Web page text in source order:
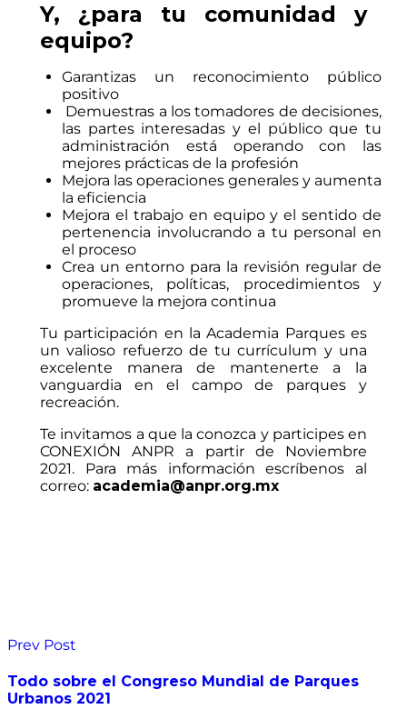
Y, ¿para tu comunidad y
equipo?
Garantizas un reconocimiento público
positivo
Demuestras a los tomadores de decisiones,
las partes interesadas y el público que tu
administración está operando con las
mejores prácticas de la profesión
Mejora las operaciones generales y aumenta
la eficiencia
Mejora el trabajo en equipo y el sentido de
pertenencia involucrando a tu personal en
el proceso
Crea un entorno para la revisión regular de
operaciones, políticas, procedimientos y
promueve la mejora continua
Tu participación en la Academia Parques es
un valioso refuerzo de tu currículum y una
excelente manera de mantenerte a la
vanguardia en el campo de parques y
recreación.
Te invitamos a que la conozca y participes en
CONEXIÓN ANPR a partir de Noviembre
2021. Para más información escríbenos al
correo: academia@anpr.org.mx
Prev Post
Todo sobre el Congreso Mundial de Parques
Urbanos 2021